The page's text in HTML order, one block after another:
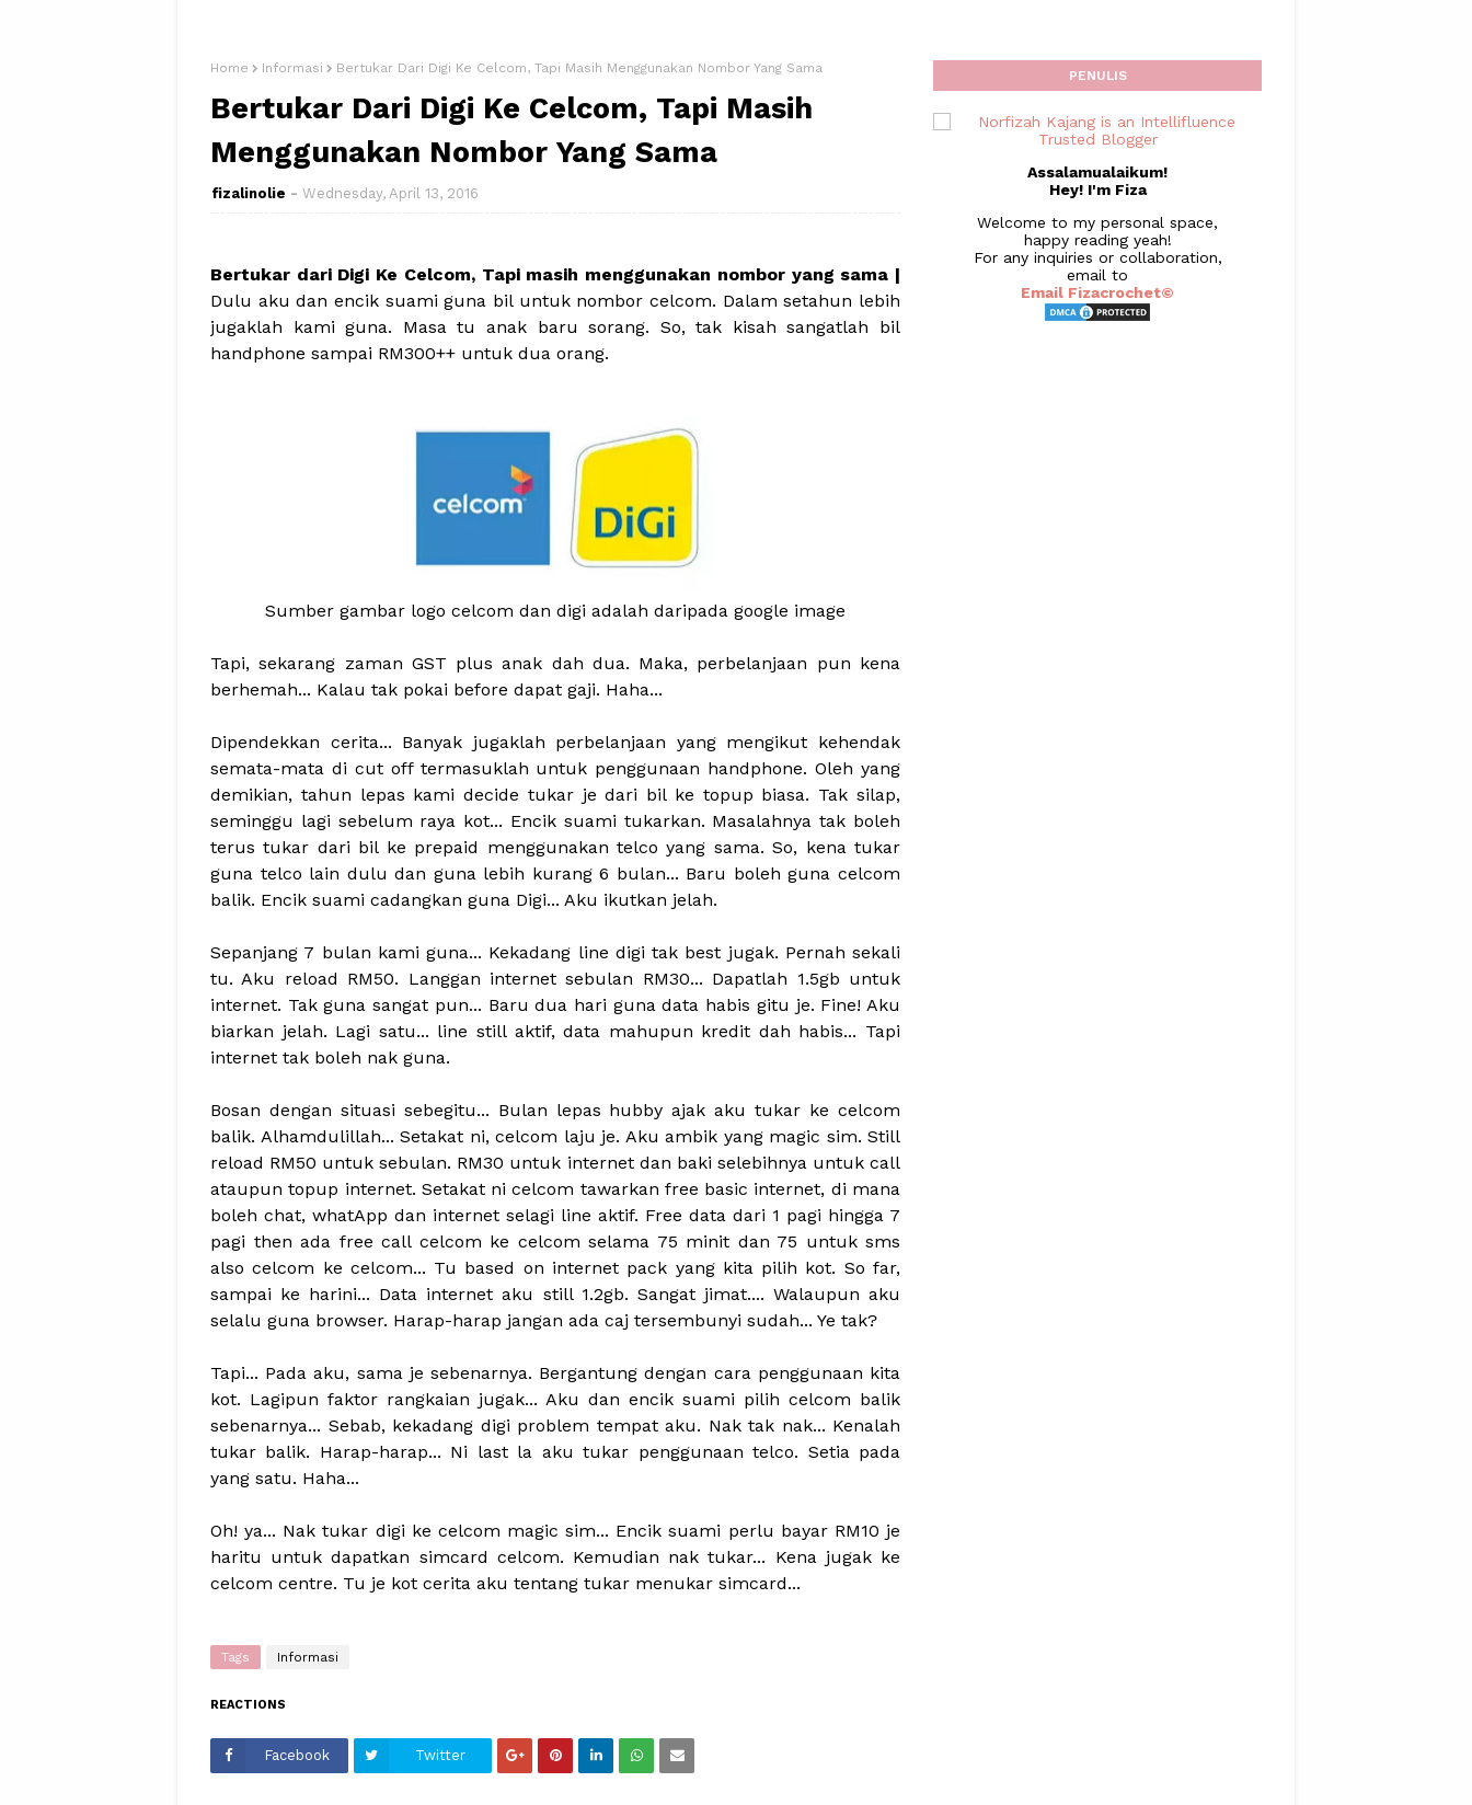
Home Informasi Bertukar Dari Digi Ke Celcom, Tapi Masih Menggunakan Nombor Yang Sama
Bertukar Dari Digi Ke Celcom, Tapi Masih
Menggunakan Nombor Yang Sama
fizalinolie Wednesday, April 13, 2016
Bertukar dari Digi Ke Celcom, Tapi masih menggunakan nombor yang sama |
Dulu aku dan encik suami guna bil untuk nombor celcom. Dalam setahun lebih
jugaklah kami guna. Masa tu anak baru sorang. So, tak kisah sangatlah bil
handphone sampai RM300++ untuk dua orang.
Sumber gambar logo celcom dan digi adalah daripada google image
Tapi, sekarang zaman GST plus anak dah dua. Maka, perbelanjaan pun kena
berhemah... Kalau tak pokai before dapat gaji. Haha...
Dipendekkan cerita... Banyak jugaklah perbelanjaan yang mengikut kehendak
semata-mata di cut off termasuklah untuk penggunaan handphone. Oleh yang
demikian, tahun lepas kami decide tukar je dari bil ke topup biasa. Tak silap,
seminggu lagi sebelum raya kot... Encik suami tukarkan. Masalahnya tak boleh
terus tukar dari bil ke prepaid menggunakan telco yang sama. So, kena tukar
guna telco lain dulu dan guna lebih kurang 6 bulan... Baru boleh guna celcom
balik. Encik suami cadangkan guna Digi... Aku ikutkan jelah.
Sepanjang 7 bulan kami guna... Kekadang line digi tak best jugak. Pernah sekali
tu. Aku reload RM50. Langgan internet sebulan RM30... Dapatlah 1.5gb untuk
internet. Tak guna sangat pun... Baru dua hari guna data habis gitu je. Fine! Aku
biarkan jelah. Lagi satu... line still aktif, data mahupun kredit dah habis... Tapi
internet tak boleh nak guna.
Bosan dengan situasi sebegitu... Bulan lepas hubby ajak aku tukar ke celcom
balik. Alhamdulillah... Setakat ni, celcom laju je. Aku ambik yang magic sim. Still
reload RM50 untuk sebulan. RM30 untuk internet dan baki selebihnya untuk call
ataupun topup internet. Setakat ni celcom tawarkan free basic internet, di mana
boleh chat, whatApp dan internet selagi line aktif. Free data dari 1 pagi hingga 7
pagi then ada free call celcom ke celcom selama 75 minit dan 75 untuk sms
also celcom ke celcom... Tu based on internet pack yang kita pilih kot. So far,
sampai ke harini... Data internet aku still 1.2gb. Sangat jimat.... Walaupun aku
selalu guna browser. Harap-harap jangan ada caj tersembunyi sudah... Ye tak?
Tapi... Pada aku, sama je sebenarnya. Bergantung dengan cara penggunaan kita
kot. Lagipun faktor rangkaian jugak... Aku dan encik suami pilih celcom balik
sebenarnya... Sebab, kekadang digi problem tempat aku. Nak tak nak... Kenalah
tukar balik. Harap-harap... Ni last la aku tukar penggunaan telco. Setia pada
yang satu. Haha...
Oh! ya... Nak tukar digi ke celcom magic sim... Encik suami perlu bayar RM10 je
haritu untuk dapatkan simcard celcom. Kemudian nak tukar... Kena jugak ke
celcom centre. Tu je kot cerita aku tentang tukar menukar simcard...
Tags Informasi
REACTIONS
Facebook Twitter
PENULIS
Assalamualaikum!
Hey! I'm Fiza
Welcome to my personal space,
happy reading yeah!
For any inquiries or collaboration,
email to
Email Fizacrochet©